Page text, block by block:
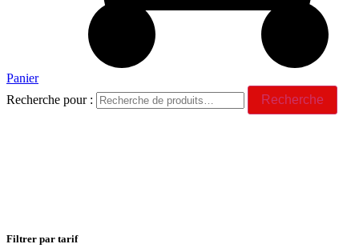
Panier
Recherche pour :
Recherche
Filtrer par tarif